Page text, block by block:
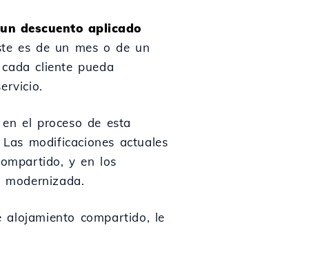
descuento aplicado
es de un mes o de un
cliente pueda
el proceso de esta
modificaciones actuales
y en los
alojamiento compartido, le